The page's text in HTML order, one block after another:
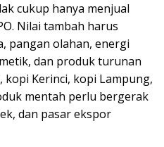
cukup hanya menjual
Nilai tambah harus
pangan olahan, energi
dan produk turunan
kopi Kerinci, kopi Lampung,
mentah perlu bergerak
dan pasar ekspor